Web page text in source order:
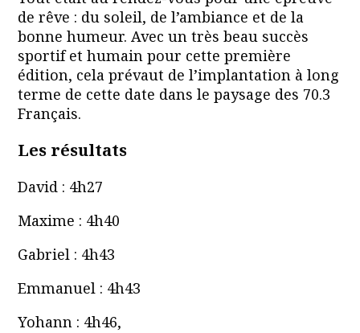
de rêve : du soleil, de l’ambiance et de la
bonne humeur. Avec un très beau succès
sportif et humain pour cette première
édition, cela prévaut de l’implantation à long
terme de cette date dans le paysage des 70.3
Français.
Les résultats
David : 4h27
Maxime : 4h40
Gabriel : 4h43
Emmanuel : 4h43
Yohann : 4h46,